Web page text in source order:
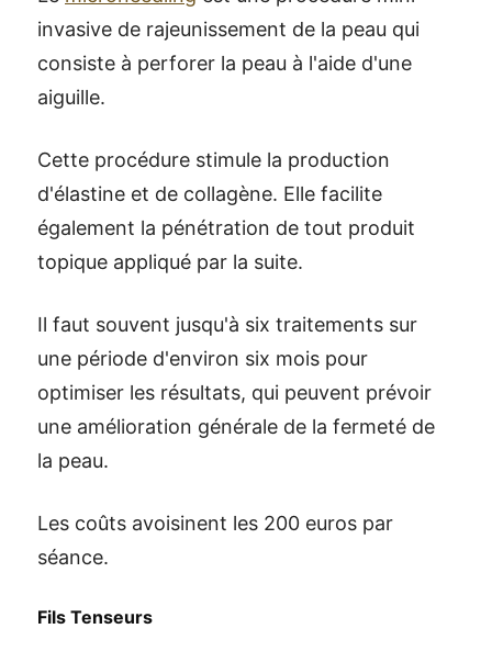
invasive de rajeunissement de la peau qui
consiste à perforer la peau à l'aide d'une
aiguille.
Cette procédure stimule la production
d'élastine et de collagène. Elle facilite
également la pénétration de tout produit
topique appliqué par la suite.
Il faut souvent jusqu'à six traitements sur
une période d'environ six mois pour
optimiser les résultats, qui peuvent prévoir
une amélioration générale de la fermeté de
la peau.
Les coûts avoisinent les 200 euros par
séance.
Fils Tenseurs